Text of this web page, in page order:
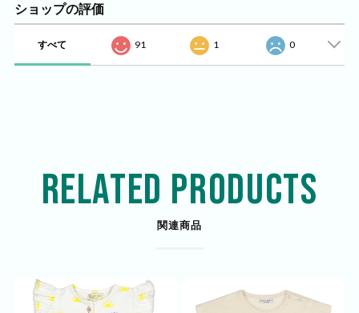
ショップの評価
すべて 91 1 0
RELATED PRODUCTS
関連商品